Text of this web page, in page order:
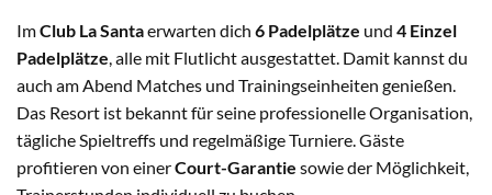
ImClub La Santaerwarten dich 6 Padelplätze und 4 Einzel
Padelplätze, alle mit Flutlicht ausgestattet. Damit kannst du
auch am Abend Matches und Trainingseinheiten genießen.
Das Resort ist bekannt für seine professionelle Organisation,
tägliche Spieltreffs und regelmäßige Turniere. Gäste
profitieren von einerCourt-Garantie sowie der Möglichkeit,